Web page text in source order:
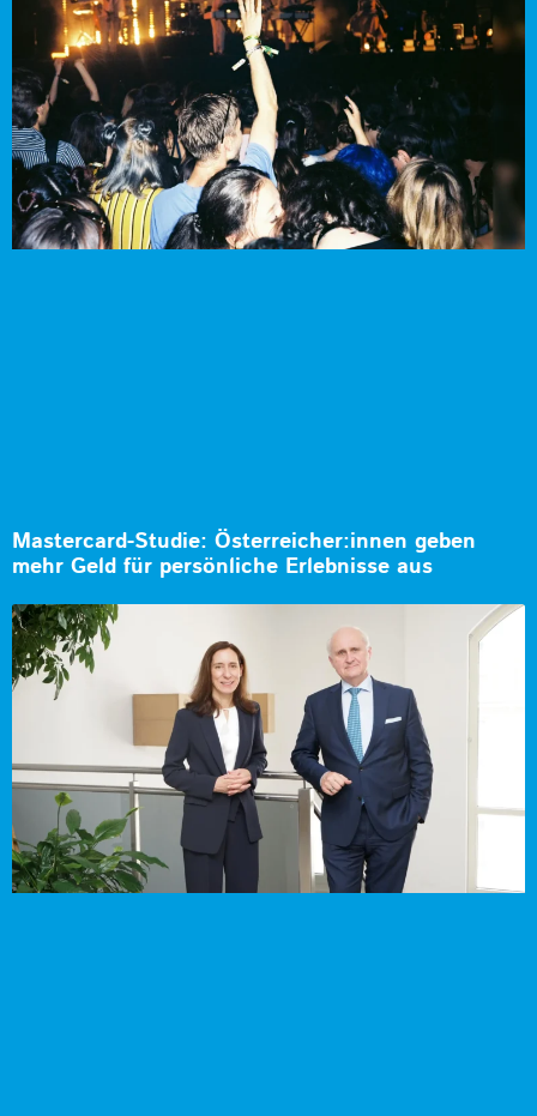
Mastercard-Studie: Österreicher:innen geben
mehr Geld für persönliche Erlebnisse aus